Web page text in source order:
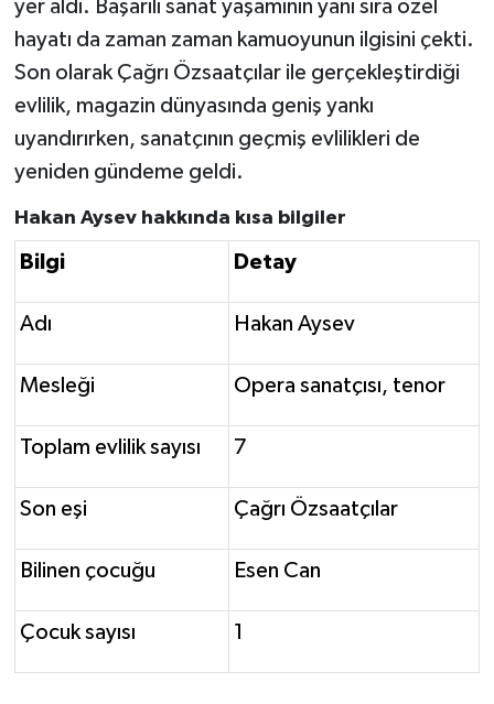
yer aldı. Başarılı sanat yaşamının yanı sıra özel
hayatı da zaman zaman kamuoyunun ilgisini çekti.
Son olarak Çağrı Özsaatçılar ile gerçekleştirdiği
evlilik, magazin dünyasında geniş yankı
uyandırırken, sanatçının geçmiş evlilikleri de
yeniden gündeme geldi.
Hakan Aysev hakkında kısa bilgiler
Bilgi Detay
Adı Hakan Aysev
Mesleği Opera sanatçısı, tenor
Toplam evlilik sayısı 7
Son eşi Çağrı Özsaatçılar
Bilinen çocuğu Esen Can
Çocuk sayısı 1